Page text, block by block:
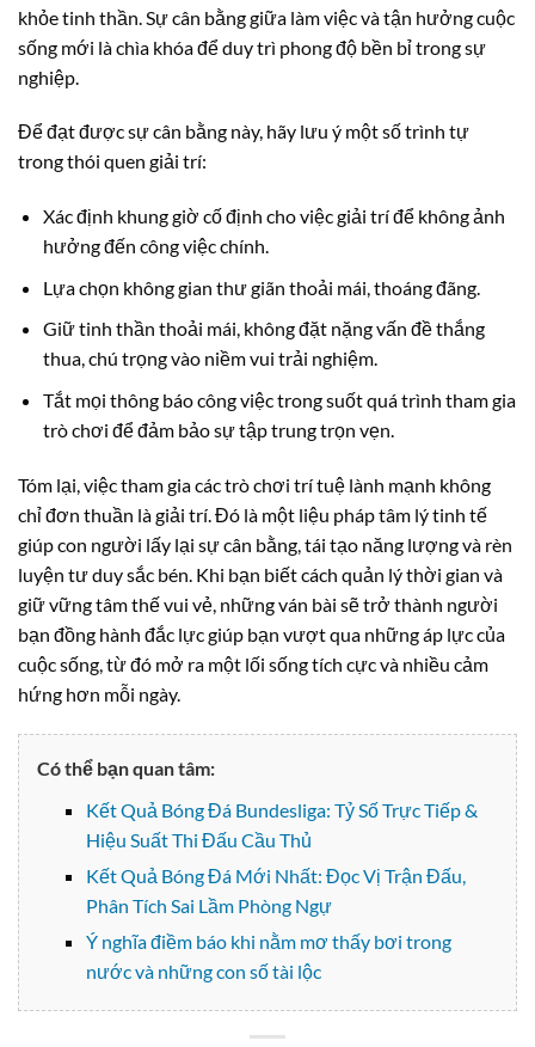
khỏe tinh thần. Sự cân bằng giữa làm việc và tận hưởng cuộc
sống mới là chìa khóa để duy trì phong độ bền bỉ trong sự
nghiệp.
Để đạt được sự cân bằng này, hãy lưu ý một số trình tự
trong thói quen giải trí:
Xác định khung giờ cố định cho việc giải trí để không ảnh
hưởng đến công việc chính.
Lựa chọn không gian thư giãn thoải mái, thoáng đãng.
Giữ tinh thần thoải mái, không đặt nặng vấn đề thắng
thua, chú trọng vào niềm vui trải nghiệm.
Tắt mọi thông báo công việc trong suốt quá trình tham gia
trò chơi để đảm bảo sự tập trung trọn vẹn.
Tóm lại, việc tham gia các trò chơi trí tuệ lành mạnh không
chỉ đơn thuần là giải trí. Đó là một liệu pháp tâm lý tinh tế
giúp con người lấy lại sự cân bằng, tái tạo năng lượng và rèn
luyện tư duy sắc bén. Khi bạn biết cách quản lý thời gian và
giữ vững tâm thế vui vẻ, những ván bài sẽ trở thành người
bạn đồng hành đắc lực giúp bạn vượt qua những áp lực của
cuộc sống, từ đó mở ra một lối sống tích cực và nhiều cảm
hứng hơn mỗi ngày.
Có thể bạn quan tâm:
Kết Quả Bóng Đá Bundesliga: Tỷ Số Trực Tiếp &
Hiệu Suất Thi Đấu Cầu Thủ
Kết Quả Bóng Đá Mới Nhất: Đọc Vị Trận Đấu,
Phân Tích Sai Lầm Phòng Ngự
Ý nghĩa điềm báo khi nằm mơ thấy bơi trong
nước và những con số tài lộc